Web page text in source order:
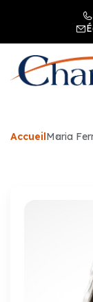
AccueilMaria